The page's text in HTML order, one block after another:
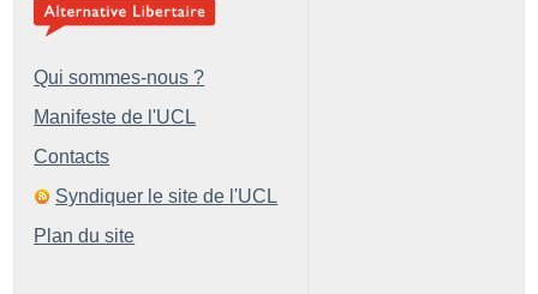
Qui sommes-nous ?
Manifeste de l'UCL
Contacts
Syndiquer le site de l'UCL
Plan du site